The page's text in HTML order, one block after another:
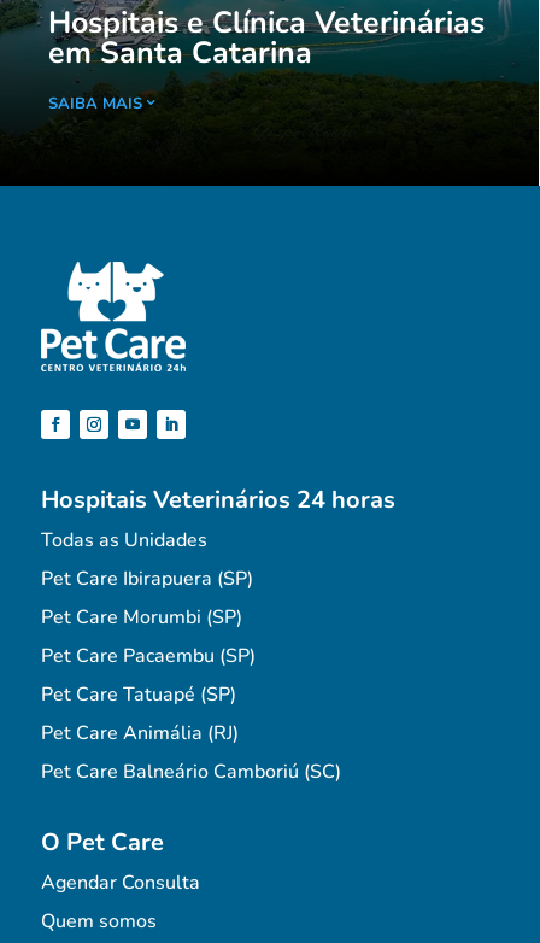
Hospitais e Clínica Veterinárias
em Santa Catarina
SAIBA MAIS
Hospitais Veterinários 24 horas
Todas as Unidades
Pet Care Ibirapuera (SP)
Pet Care Morumbi (SP)
Pet Care Pacaembu (SP)
Pet Care Tatuapé (SP)
Pet Care Animália (RJ)
Pet Care Balneário Camboriú (SC)
O Pet Care
Agendar Consulta
Quem somos